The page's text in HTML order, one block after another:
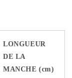
LONGUEUR
DE LA
MANCHE (cm)